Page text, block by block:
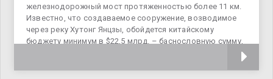
железнодорожный мост протяженностью более 11 км.
Известно, что создаваемое сооружение, возводимое
через реку Хутонг Янцзы, обойдется китайскому
бюджету минимум в $22,5 млрд. – баснословную сумму,